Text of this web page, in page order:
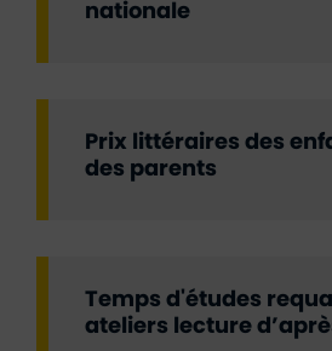
nationale
Prix littéraires des
des parents
Temps d'études
ateliers lecture